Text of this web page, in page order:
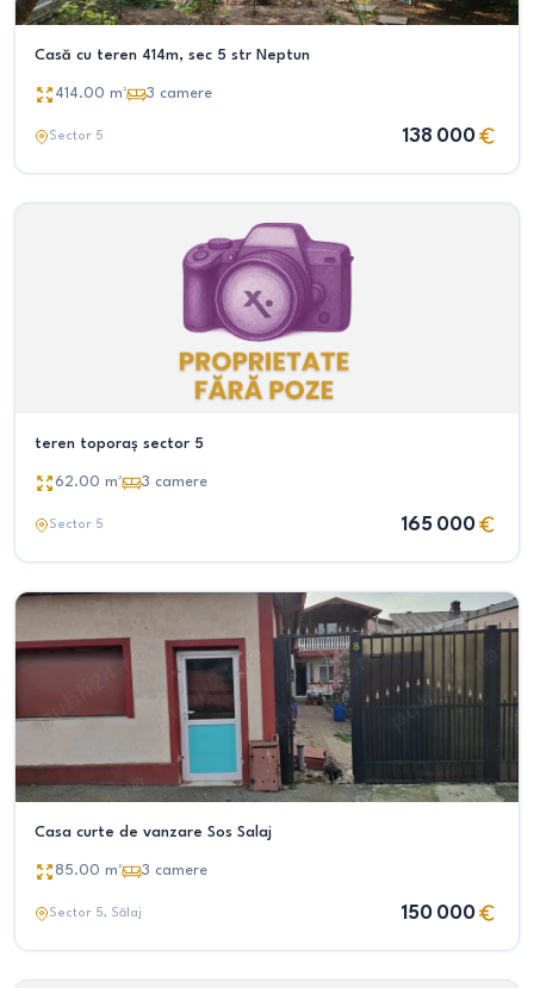
Casă cu teren 414m, sec 5 str Neptun
414.00 m² 3 camere
Sector 5 138 000
teren toporaș sector 5
62.00 m² 3 camere
Sector 5 165 000
Casa curte de vanzare Sos Salaj
85.00 m² 3 camere
Sector 5, Sălaj 150 000